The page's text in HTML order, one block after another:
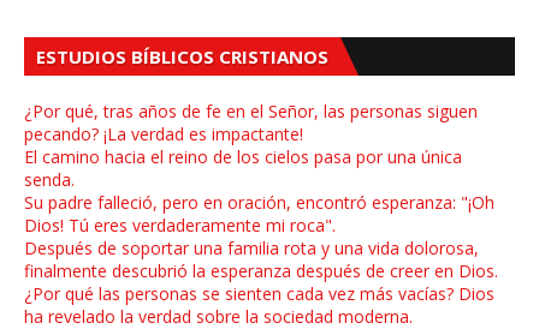
ESTUDIOS BÍBLICOS CRISTIANOS
¿Por qué, tras años de fe en el Señor, las personas siguen
pecando? ¡La verdad es impactante!
El camino hacia el reino de los cielos pasa por una única
senda.
Su padre falleció, pero en oración, encontró esperanza: "¡Oh
Dios! Tú eres verdaderamente mi roca".
Después de soportar una familia rota y una vida dolorosa,
finalmente descubrió la esperanza después de creer en Dios.
¿Por qué las personas se sienten cada vez más vacías? Dios
ha revelado la verdad sobre la sociedad moderna.